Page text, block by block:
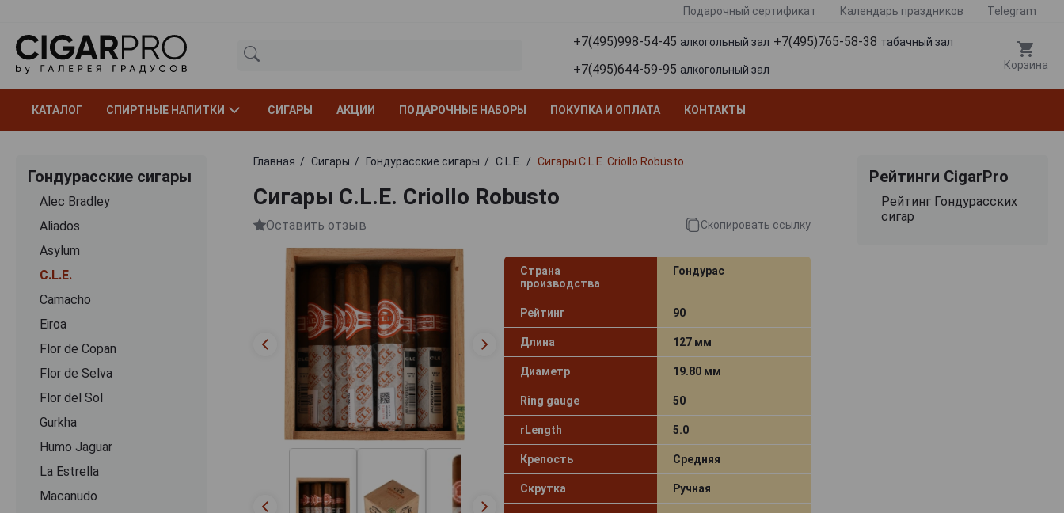
Подарочный сертификат Календарь праздников Telegram
+7(495)998-54-45 алкогольный зал +7(495)765-58-38 табачный зал
+7(495)644-59-95 алкогольный зал Корзина
КАТАЛОГ СПИРТНЫЕ НАПИТКИ СИГАРЫ АКЦИИ ПОДАРОЧНЫЕ НАБОРЫ ПОКУПКА И ОПЛАТА КОНТАКТЫ
Гондурасские сигары
Alec Bradley
Aliados
Asylum
C.L.E.
Camacho
Eiroa
Flor de Copan
Flor de Selva
Flor del Sol
Gurkha
Humo Jaguar
La Estrella
Macanudo
Главная Сигары Гондурасские сигары C.L.E. Сигары C.L.E. Criollo Robusto
Сигары C.L.E. Criollo Robusto
Оставить отзыв Скопировать ссылку
Страна
производства
Гондурас
Рейтинг 90
Длина 127 мм
Диаметр 19.80 мм
Ring gauge 50
rLength 5.0
Крепость Средняя
Скрутка Ручная
Рейтинги CigarPro
Рейтинг Гондурасских
сигар